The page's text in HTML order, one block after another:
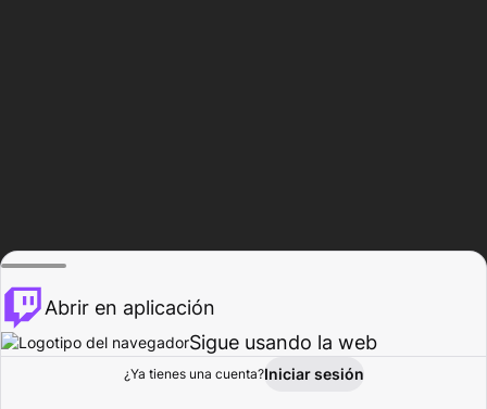
Explorar Actividad
Abrir en aplicación
Sigue usando la web
¿Ya tienes una cuenta?Iniciar sesión